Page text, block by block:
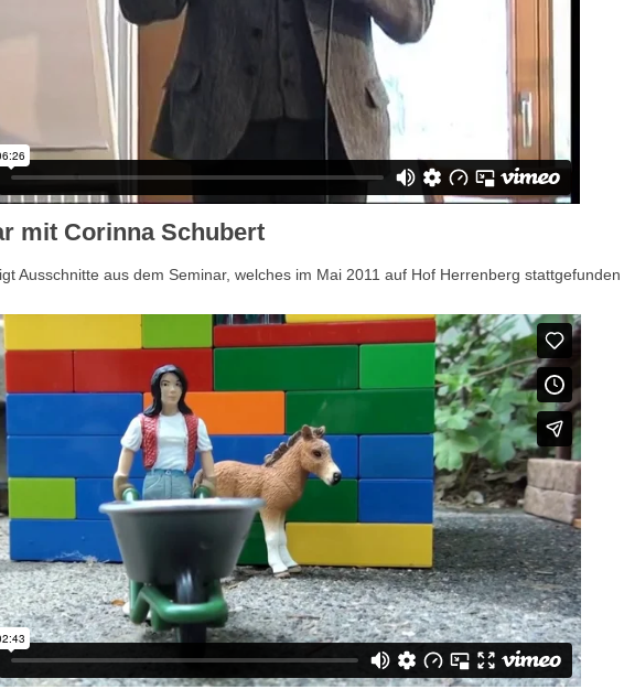
mit Corinna Schubert
Ausschnitte aus dem Seminar, welches im Mai 2011 auf Hof Herrenberg stattgefunden